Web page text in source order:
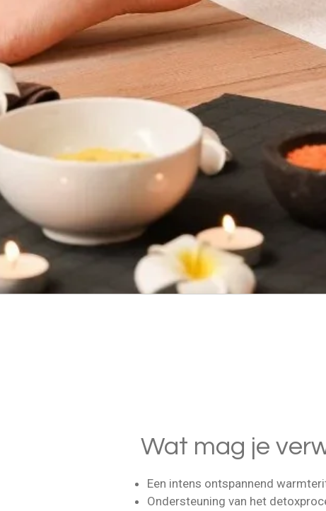
Wat mag je
Een intens ontspannend
Ondersteuning van het